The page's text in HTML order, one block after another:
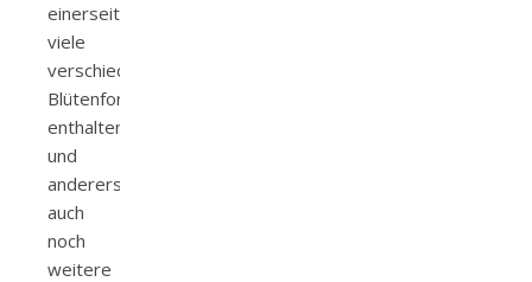
einerseits
viele
verschiedene
Blütenformen
enthalten
und
andererseits
auch
noch
weitere